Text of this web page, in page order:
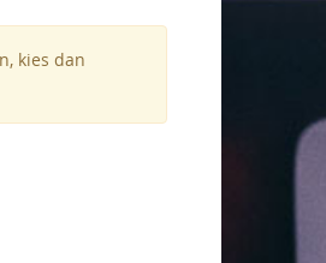
kies dan